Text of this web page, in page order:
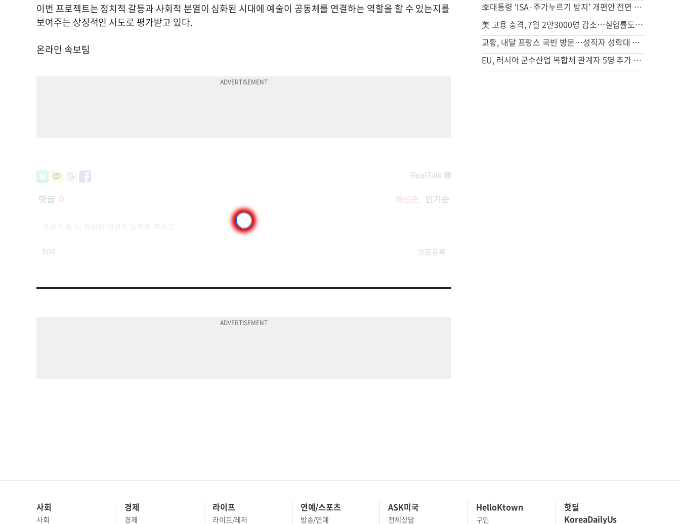
이번 프로젝트는 정치적 갈등과 사회적 분열이 심화된 시대에 예술이 공동체를 연결하는 역할을 할 수 있는지를
보여주는 상징적인 시도로 평가받고 있다.
온라인 속보팀
李대통령 ‘ISA·주가누르기 방지’ 개편안 전면 재검토 지시
美 고용 충격, 7월 2만3000명 감소…실업률도 감소해 엇갈린 신호
교황, 내달 프랑스 국빈 방문…성직자 성학대 피해자 만난다
EU, 러시아 군수산업 복합체 관계자 5명 추가 제재